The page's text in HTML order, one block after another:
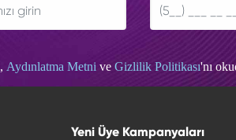
, Aydınlatma Metni ve Gizlilik Politikası'nı
Yeni Üye Kampanyaları